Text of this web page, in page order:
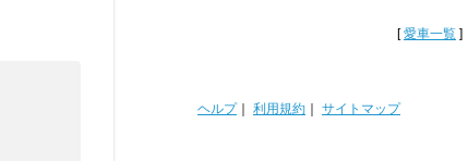
[愛車一覧 ]
ヘルプ｜ 利用規約 サイトマップ